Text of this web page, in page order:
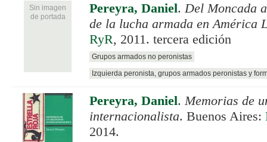
Sin imagen
de portada
Pereyra, Daniel. Del Moncada
de la lucha armada en América
RyR, 2011. tercera edición
Grupos armados no peronistas
Izquierda peronista, grupos armados peronistas y
Pereyra, Daniel. Memorias de
internacionalista. Buenos Aires:
2014.